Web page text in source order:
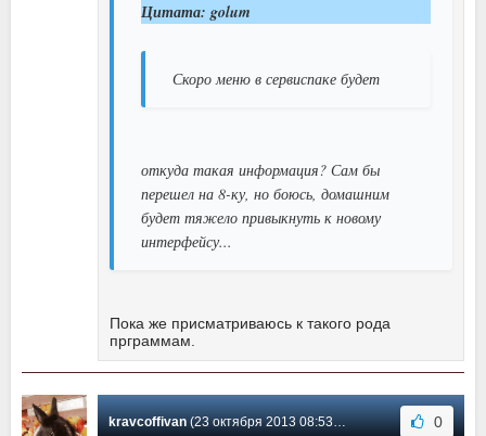
Цитата: golum
Скоро меню в сервиспаке будет
откуда такая информация? Сам бы
перешел на 8-ку, но боюсь, домашним
будет тяжело привыкнуть к новому
интерфейсу...
Пока же присматриваюсь к такого рода
прграммам.
kravcoffivan(23 октября 2013 08:53) Сообщение #10 0